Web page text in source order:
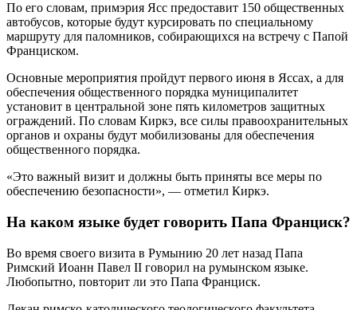
По его словам, примэрия Ясс предоставит 150 общественных
автобусов, которые будут курсировать по специальному
маршруту для паломников, собирающихся на встречу с Папой
Франциском.
Основные мероприятия пройдут первого июня в Яссах, а для
обеспечения общественного порядка муниципалитет
установит в центральной зоне пять километров защитных
ограждений. По словам Киркэ, все силы правоохранительных
органов и охраны будут мобилизованы для обеспечения
общественного порядка.
«Это важный визит и должны быть приняты все меры по
обеспечению безопасности», — отметил Киркэ.
На каком языке будет говорить Папа Франциск?
Во время своего визита в Румынию 20 лет назад Папа
Римский Иоанн Павел II говорил на румынском языке.
Любопытно, повторит ли это Папа Франциск.